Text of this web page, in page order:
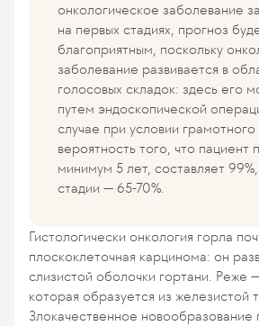
онкологическое заболевание
на первых стадиях, прогноз
благоприятным, поскольку
заболевание развивается в
голосовых складок: здесь его
путем эндоскопической
случае при условии грамотного
вероятность того, что пациент
минимум 5 лет, составляет
стадии — 65-70%.
Гистологически онкология горла
плоскоклеточная карцинома: он
слизистой оболочки гортани. Реже
которая образуется из железистой
Злокачественное новообразование